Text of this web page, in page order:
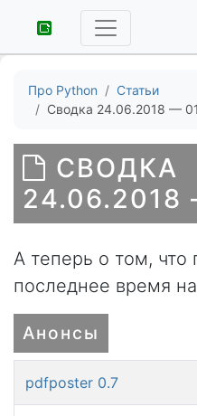
Про Python
Статьи
Сводка 24.06.2018 —
СВОДКА
24.06.2018
А теперь о том, что
последнее время
Анонсы
pdfposter 0.7